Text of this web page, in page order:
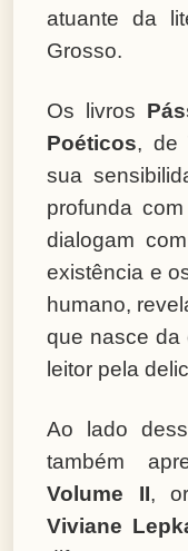
atuante da
Grosso.
Os livros
Poéticos, de
sua
profunda
dialogam
existência e
humano,
que nasce da
leitor pela
Ao lado
também
Volume II,
Viviane